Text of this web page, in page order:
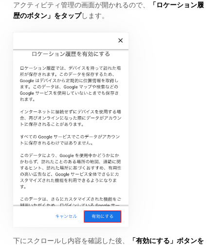
アクティビティ管理の画面が開かれるので、
「ロケーション履
歴のボタン」をタップします。
下にスクロールし内容を確認した後、
「有効にする」ボタンを